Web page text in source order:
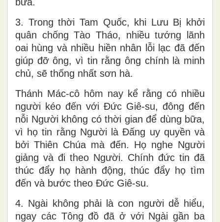
3. Trong thời Tam Quốc, khi Lưu Bị khởi
quân chống Tào Tháo, nhiều tướng lãnh
oai hùng và nhiều hiền nhân lỗi lạc đã đến
giúp đỡ ông, vì tin rằng ông chính là minh
chủ, sẽ thống nhất sơn hà.
Thánh Mác-cô hôm nay kể rằng có nhiều
người kéo đến với Đức Giê-su, đông đến
nỗi Người không có thời gian để dùng bữa,
vì họ tin rằng Người là Đấng uy quyền và
bởi Thiên Chúa mà đến. Họ nghe Người
giảng và đi theo Người. Chính đức tin đã
thúc đẩy họ hành động, thúc đẩy họ tìm
đến và bước theo Đức Giê-su.
4. Ngài không phải là con người dễ hiểu,
ngay các Tông đồ đã ở với Ngài gần ba